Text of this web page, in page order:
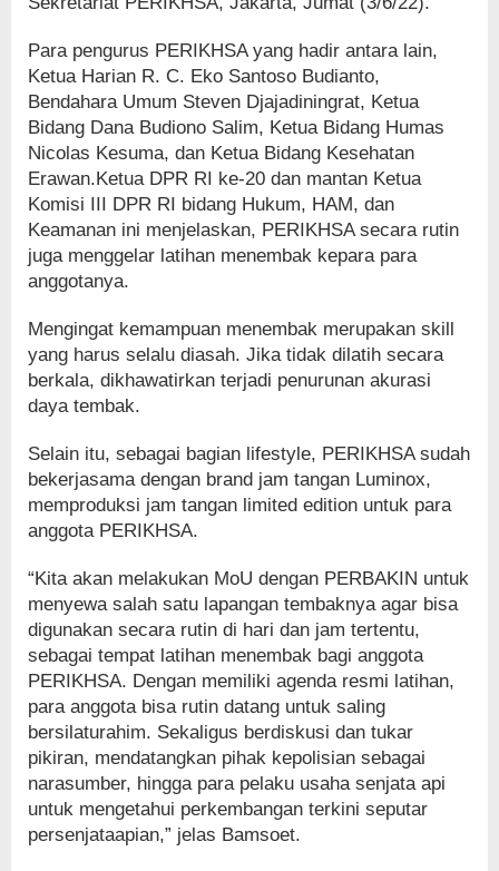
Para pengurus PERIKHSA yang hadir antara lain,
Ketua Harian R. C. Eko Santoso Budianto,
Bendahara Umum Steven Djajadiningrat, Ketua
Bidang Dana Budiono Salim, Ketua Bidang Humas
Nicolas Kesuma, dan Ketua Bidang Kesehatan
Erawan.Ketua DPR RI ke-20 dan mantan Ketua
Komisi III DPR RI bidang Hukum, HAM, dan
Keamanan ini menjelaskan, PERIKHSA secara rutin
juga menggelar latihan menembak kepara para
anggotanya.
Mengingat kemampuan menembak merupakan skill
yang harus selalu diasah. Jika tidak dilatih secara
berkala, dikhawatirkan terjadi penurunan akurasi
daya tembak.
Selain itu, sebagai bagian lifestyle, PERIKHSA sudah
bekerjasama dengan brand jam tangan Luminox,
memproduksi jam tangan limited edition untuk para
anggota PERIKHSA.
“Kita akan melakukan MoU dengan PERBAKIN untuk
menyewa salah satu lapangan tembaknya agar bisa
digunakan secara rutin di hari dan jam tertentu,
sebagai tempat latihan menembak bagi anggota
PERIKHSA. Dengan memiliki agenda resmi latihan,
para anggota bisa rutin datang untuk saling
bersilaturahim. Sekaligus berdiskusi dan tukar
pikiran, mendatangkan pihak kepolisian sebagai
narasumber, hingga para pelaku usaha senjata api
untuk mengetahui perkembangan terkini seputar
persenjataapian,” jelas Bamsoet.